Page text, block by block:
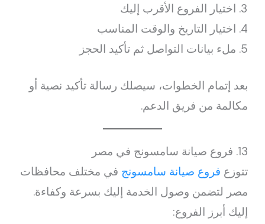
اختيار الفروع الأقرب إليك
اختيار التاريخ والوقت المناسب
ملء بيانات التواصل ثم تأكيد الحجز
بعد إتمام الخطوات، سيصلك رسالة تأكيد نصية أو
مكالمة من فريق الدعم.
13. فروع صيانة سامسونج في مصر
تتوزع فروع صيانة سامسونج في مختلف محافظات
مصر لتضمن وصول الخدمة إليك بسرعة وكفاءة.
إليك أبرز الفروع: